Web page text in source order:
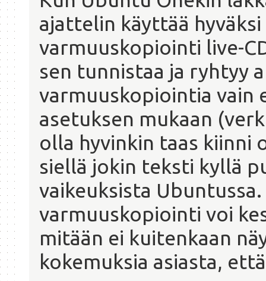
ajattelin käyttää
varmuuskopiointi live-
sen tunnistaa ja ryhtyy
varmuuskopiointia vain
asetuksen mukaan
olla hyvinkin taas kiinni
siellä jokin teksti kyllä
vaikeuksista
varmuuskopiointi voi
mitään ei kuitenkaan
kokemuksia asiasta,